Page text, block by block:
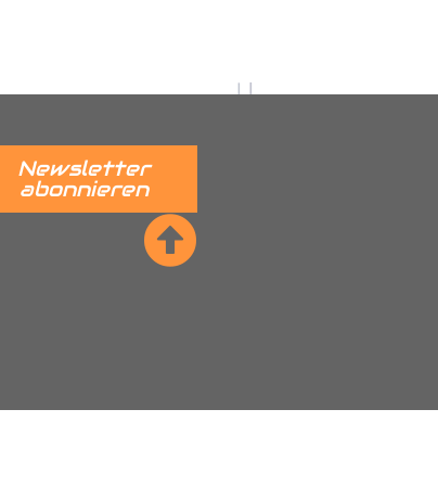
Newsletter
abonnieren